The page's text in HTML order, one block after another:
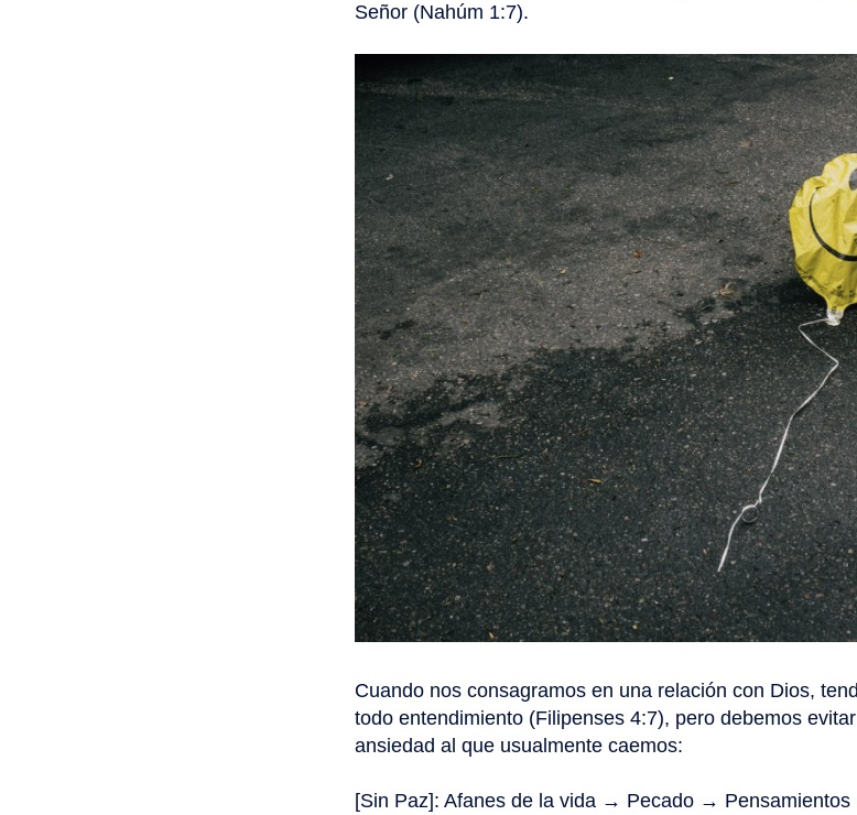
Señor (Nahúm 1:7).
Cuando nos consagramos en una relación con Dios,
todo entendimiento (Filipenses 4:7), pero debemos
ansiedad al que usualmente caemos:
[Sin Paz]: Afanes de la vida → Pecado →